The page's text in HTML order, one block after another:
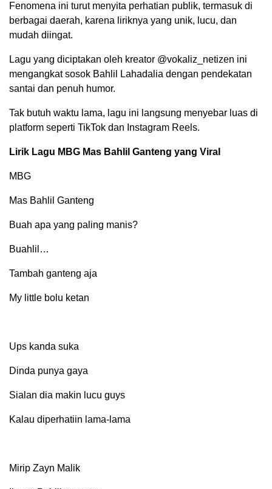
Fenomena ini turut menyita perhatian publik, termasuk di
berbagai daerah, karena liriknya yang unik, lucu, dan
mudah diingat.
Lagu yang diciptakan oleh kreator @vokaliz_netizen ini
mengangkat sosok Bahlil Lahadalia dengan pendekatan
santai dan penuh humor.
Tak butuh waktu lama, lagu ini langsung menyebar luas di
platform seperti TikTok dan Instagram Reels.
Lirik Lagu MBG Mas Bahlil Ganteng yang Viral
MBG
Mas Bahlil Ganteng
Buah apa yang paling manis?
Buahlil…
Tambah ganteng aja
My little bolu ketan
Ups kanda suka
Dinda punya gaya
Sialan dia makin lucu guys
Kalau diperhatiin lama-lama
Mirip Zayn Malik